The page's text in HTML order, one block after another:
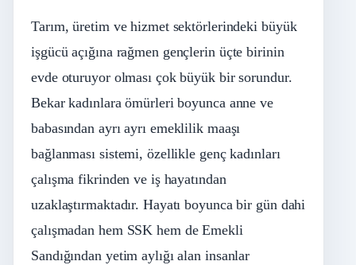
Tarım, üretim ve hizmet sektörlerindeki büyük
işgücü açığına rağmen gençlerin üçte birinin
evde oturuyor olması çok büyük bir sorundur.
Bekar kadınlara ömürleri boyunca anne ve
babasından ayrı ayrı emeklilik maaşı
bağlanması sistemi, özellikle genç kadınları
çalışma fikrinden ve iş hayatından
uzaklaştırmaktadır. Hayatı boyunca bir gün dahi
çalışmadan hem SSK hem de Emekli
Sandığından yetim aylığı alan insanlar